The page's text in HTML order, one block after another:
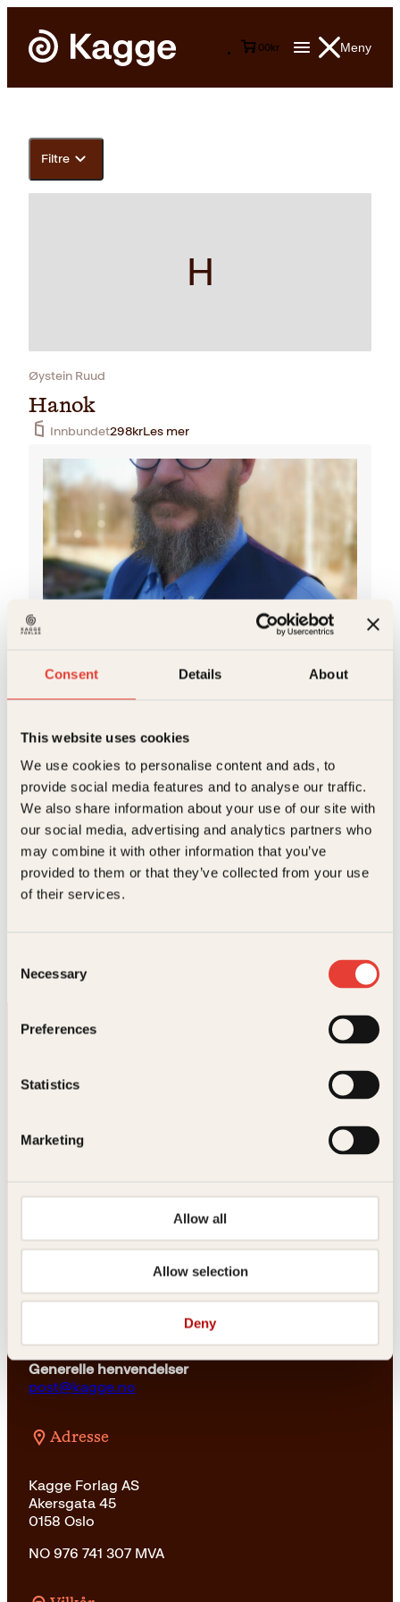
Consent Details About
This website uses cookies
We use cookies to personalise content and ads, to
provide social media features and to analyse our traffic.
We also share information about your use of our site with
our social media, advertising and analytics partners who
may combine it with other information that you’ve
provided to them or that they’ve collected from your use
of their services.
Selection
Necessary
Preferences
Statistics
Marketing
Allow all
Allow selection
Deny
Meny
00kr
Filtre
H
Øystein Ruud
Hanok
Innbundet298krLes mer
kommunikasjon. Han unnfanget ideen til Restaurant
Jimmy Øien, Øystein Ruud
Kontakt oss
kundeservice@kagge.no
For bokhandlere og forfattere
Vil du sende inn et manuskript?
Generelle henvendelser
post@kagge.no
Adresse
Kagge Forlag AS
Akersgata 45
0158 Oslo
NO 976 741 307 MVA